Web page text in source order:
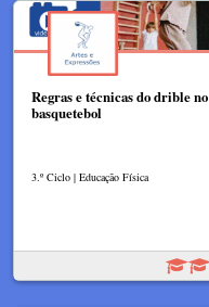
Regras e técnicas do drible no
basquetebol
3.º Ciclo | Educação Física